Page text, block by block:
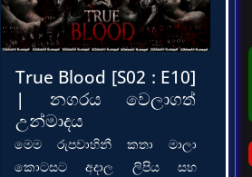
True Blood [S02 : E10]
| නගරය වෙලාගත්
උන්මාදය
මෙම රුපවාහිනී කතා මාලා
කොටසට අදාල ලිපිය සහ